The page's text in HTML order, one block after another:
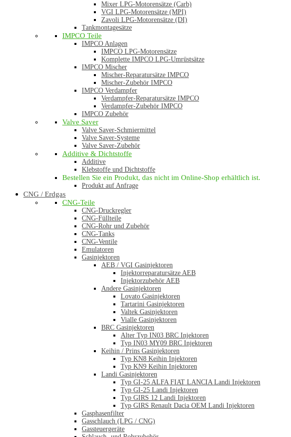
Mixer LPG-Motorensätze (Carb)
VGI LPG-Motorensätze (MPI)
Zavoli LPG-Motorensätze (DI)
Tankmontagesätze
IMPCO Teile
IMPCO Anlagen
IMPCO LPG-Motorensätze
Komplette IMPCO LPG-Umrüstsätze
IMPCO Mischer
Mischer-Reparatursätze IMPCO
Mischer-Zubehör IMPCO
IMPCO Verdampfer
Verdampfer-Reparatursätze IMPCO
Verdampfer-Zubehör IMPCO
IMPCO Zubehör
Valve Saver
Valve Saver-Schmiermittel
Valve Saver-Systeme
Valve Saver-Zubehör
Additive & Dichtstoffe
Additive
Klebstoffe und Dichtstoffe
Bestellen Sie ein Produkt, das nicht im Online-Shop erhältlich ist.
Produkt auf Anfrage
CNG / Erdgas
CNG-Teile
CNG-Druckregler
CNG-Füllteile
CNG-Rohr und Zubehör
CNG-Tanks
CNG-Ventile
Emulatoren
Gasinjektoren
AEB / VGI Gasinjektoren
Injektorreparatursätze AEB
Injektorzubehör AEB
Andere Gasinjektoren
Lovato Gasinjektoren
Tartarini Gasinjektoren
Valtek Gasinjektoren
Vialle Gasinjektoren
BRC Gasinjektoren
Alter Typ IN03 BRC Injektoren
Typ IN03 MY09 BRC Injektoren
Keihin / Prins Gasinjektoren
Typ KN8 Keihin Injektoren
Typ KN9 Keihin Injektoren
Landi Gasinjektoren
Typ GI-25 ALFA FIAT LANCIA Landi Injektoren
Typ GI-25 Landi Injektoren
Typ GIRS 12 Landi Injektoren
Typ GIRS Renault Dacia OEM Landi Injektoren
Gasphasenfilter
Gasschlauch (LPG / CNG)
Gassteuergeräte